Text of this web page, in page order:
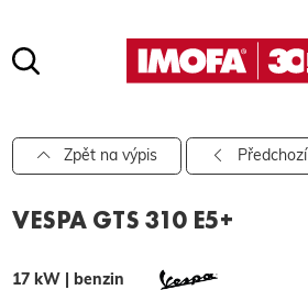
Pro vyhledávání zadejte alespoň 3 znaky.
Zpět na výpis Předchozí
VESPA GTS 310 E5+
17 kW | benzin